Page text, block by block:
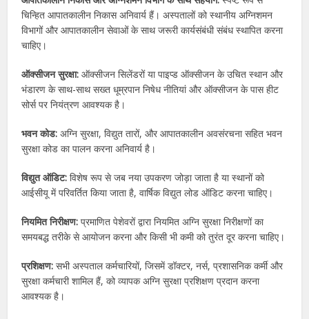
चिन्हित आपातकालीन निकास अनिवार्य हैं। अस्पतालों को स्थानीय अग्निशमन
विभागों और आपातकालीन सेवाओं के साथ जरूरी कार्यसंबंधी संबंध स्थापित करना
चाहिए।
ऑक्सीजन सुरक्षा: ऑक्सीजन सिलेंडरों या पाइप्ड ऑक्सीजन के उचित स्थान और
भंडारण के साथ-साथ सख्त धूम्रपान निषेध नीतियां और ऑक्सीजन के पास हीट
सोर्स पर नियंत्रण आवश्यक है।
भवन कोड: अग्नि सुरक्षा, विद्युत तारों, और आपातकालीन अवसंरचना सहित भवन
सुरक्षा कोड का पालन करना अनिवार्य है।
विद्युत ऑडिट: विशेष रूप से जब नया उपकरण जोड़ा जाता है या स्थानों को
आईसीयू में परिवर्तित किया जाता है, वार्षिक विद्युत लोड ऑडिट करना चाहिए।
नियमित निरीक्षण: प्रमाणित पेशेवरों द्वारा नियमित अग्नि सुरक्षा निरीक्षणों का
समयबद्ध तरीके से आयोजन करना और किसी भी कमी को तुरंत दूर करना चाहिए।
प्रशिक्षण: सभी अस्पताल कर्मचारियों, जिसमें डॉक्टर, नर्स, प्रशासनिक कर्मी और
सुरक्षा कर्मचारी शामिल हैं, को व्यापक अग्नि सुरक्षा प्रशिक्षण प्रदान करना
आवश्यक है।